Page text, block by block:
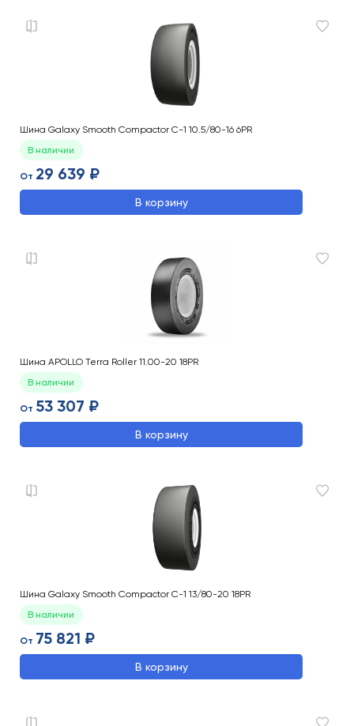
Шина Galaxy Smooth Compactor C-1 10.5/80-16 6PR
В наличии
От 29 639 ₽
В корзину
Шина APOLLO Terra Roller 11.00-20 18PR
В наличии
От 53 307 ₽
В корзину
Шина Galaxy Smooth Compactor C-1 13/80-20 18PR
В наличии
От 75 821 ₽
В корзину